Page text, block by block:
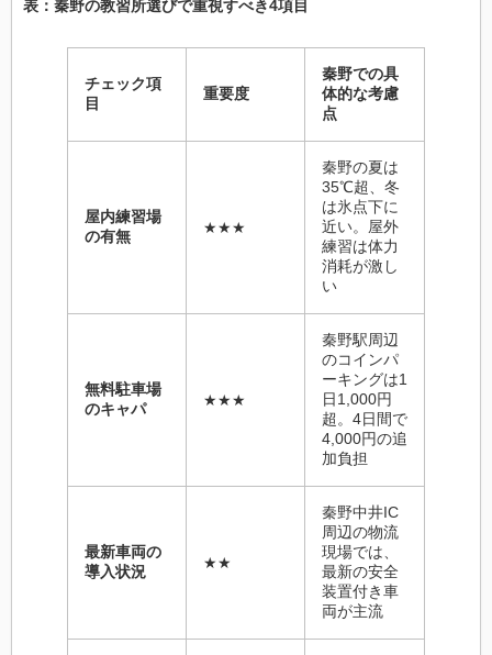
表：秦野の教習所選びで重視すべき4項目
チェック項
目
重要度
秦野での具
体的な考慮
点
屋内練習場
の有無
★★★
秦野の夏は
35℃超、冬
は氷点下に
近い。屋外
練習は体力
消耗が激し
い
無料駐車場
のキャパ
★★★
秦野駅周辺
のコインパ
ーキングは1
日1,000円
超。4日間で
4,000円の追
加負担
最新車両の
導入状況
★★
秦野中井IC
周辺の物流
現場では、
最新の安全
装置付き車
両が主流